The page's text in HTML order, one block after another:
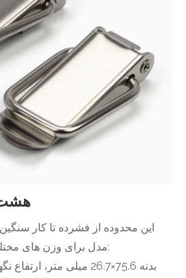
هشت
این محدوده از فشرده تا کار
مدل برای وزن های مختلف درب و پیکربندی قاب: